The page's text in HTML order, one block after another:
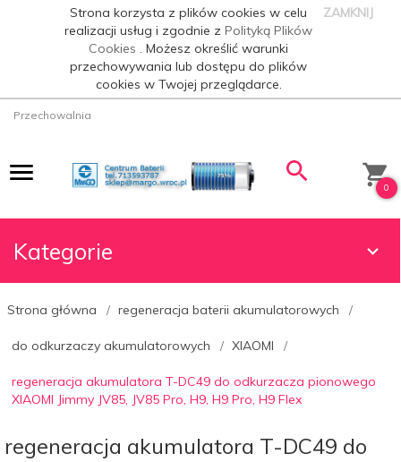
Strona korzysta z plików cookies w celu
realizacji usług i zgodnie zPolityką Plików
Cookies. Możesz określić warunki
przechowywania lub dostępu do plików
cookies w Twojej przeglądarce.
ZAMKNIJ
Przechowalnia
0
Kategorie
Strona główna regeneracja baterii akumulatorowych
do odkurzaczy akumulatorowych XIAOMI
regeneracja akumulatora T-DC49 do odkurzacza pionowego
XIAOMI Jimmy JV85, JV85 Pro, H9, H9 Pro, H9 Flex
regeneracja akumulatora T-DC49 do